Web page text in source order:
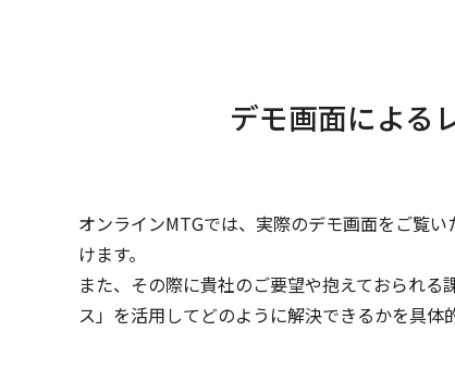
デモ画面による
オンラインMTGでは、実際のデモ画面をご覧
けます。
また、その際に貴社のご要望や抱えておられる
ス」を活用してどのように解決できるかを具体